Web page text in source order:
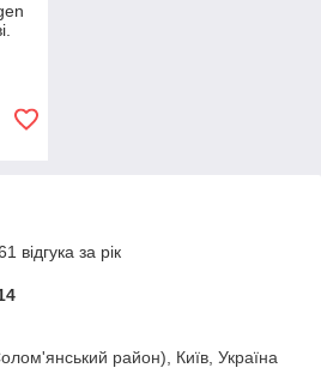
відгука за рік
район), Київ, Україна